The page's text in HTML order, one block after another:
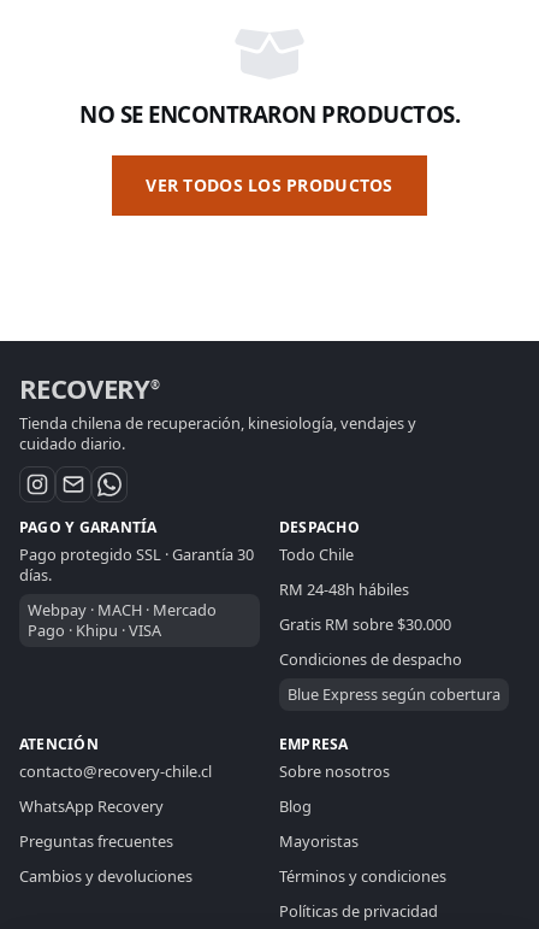
NO SE ENCONTRARON PRODUCTOS.
VER TODOS LOS PRODUCTOS
RECOVERY®
Tienda chilena de recuperación, kinesiología, vendajes y
cuidado diario.
PAGO Y GARANTÍA
Pago protegido SSL · Garantía 30
días.
Webpay · MACH · Mercado
Pago · Khipu · VISA
DESPACHO
Todo Chile
RM 24-48h hábiles
Gratis RM sobre $30.000
Condiciones de despacho
Blue Express según cobertura
ATENCIÓN
contacto@recovery-chile.cl
WhatsApp Recovery
Preguntas frecuentes
Cambios y devoluciones
EMPRESA
Sobre nosotros
Blog
Mayoristas
Términos y condiciones
Políticas de privacidad
RECOVERY CHILE
ASISTENTE DE VENTAS
Hola. Resolveré tu consulta aquí: puedo ayudarte
a elegir productos, comparar opciones, revisar
medidas, despachos, pagos o compras
mayoristas.